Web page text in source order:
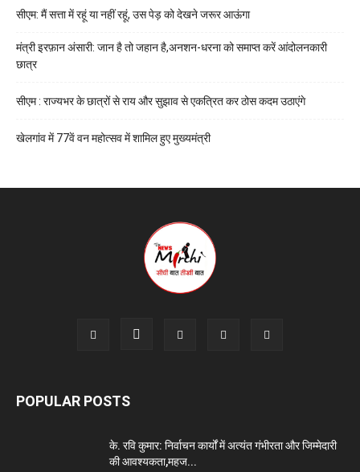
सीएम: मैं सत्ता में रहूं या नहीं रहूं, उस पेड़ को देखने जरूर आऊंगा
मंत्री इरफ़ान अंसारी: जान है तो जहान है,अनशन-धरना को समाप्त करें आंदोलनकारी
छात्र
सीएम : राज्यभर के छात्रों से राय और सुझाव से एकत्रित कर ठोस कदम उठाएंगे
खेलगांव में 77वें वन महोत्सव में शामिल हुए मुख्यमंत्री
POPULAR POSTS
के. रवि कुमार: निर्वाचन कार्यों में अत्यंत गंभीरता और जिम्मेदारी
की आवश्यकता,महज...